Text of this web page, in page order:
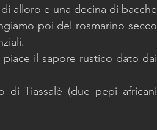
alloro e una decina di bacche
poi del rosmarino secco
il sapore rustico dato dai
di Tiassalè (due pepi africani